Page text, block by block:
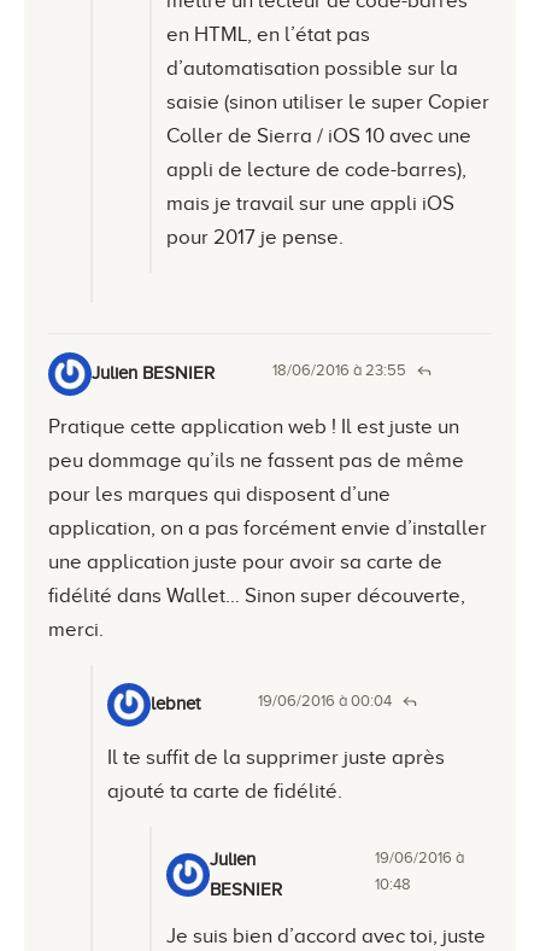
en HTML, en l’état pas
d’automatisation possible sur la
saisie (sinon utiliser le super Copier
Coller de Sierra / iOS 10 avec une
appli de lecture de code-barres),
mais je travail sur une appli iOS
pour 2017 je pense.
Julien BESNIER 18/06/2016 à 23:55
Pratique cette application web ! Il est juste un
peu dommage qu’ils ne fassent pas de même
pour les marques qui disposent d’une
application, on a pas forcément envie d’installer
une application juste pour avoir sa carte de
fidélité dans Wallet… Sinon super découverte,
merci.
lebnet 19/06/2016 à 00:04
Il te suffit de la supprimer juste après
ajouté ta carte de fidélité.
Julien
BESNIER
19/06/2016 à
10:48
Je suis bien d’accord avec toi, juste